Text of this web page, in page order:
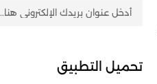
تحميل التطبيق